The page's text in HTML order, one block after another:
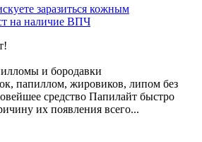
заразиться кожным
на наличие ВПЧ
и бородавки
папиллом, жировиков, липом без
средство Папилайт быстро
их появления всего...